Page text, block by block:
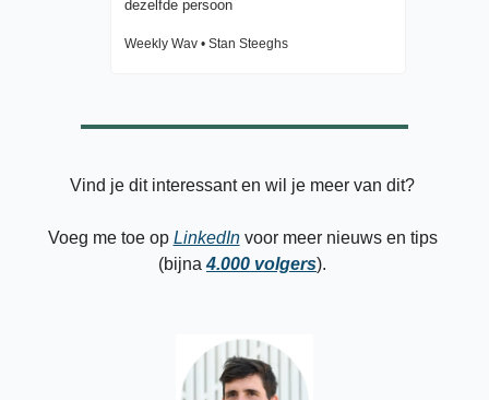
dezelfde persoon
Weekly Wav • Stan Steeghs
Vind je dit interessant en wil je meer van dit?
Voeg me toe op LinkedIn voor meer nieuws en tips
(bijna 4.000 volgers).